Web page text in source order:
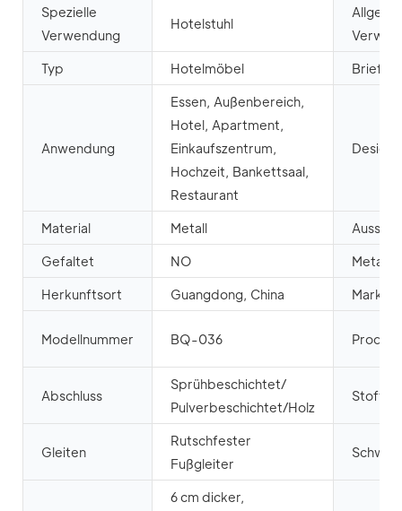
Spezielle
Verwendung
Hotelstuhl
Typ Hotelmöbel
Anwendung
Essen, Außenbereich,
Hotel, Apartment,
Einkaufszentrum,
Hochzeit, Bankettsaal,
Restaurant
Material Metall
Gefaltet NO
Herkunftsort Guangdong, China
Modellnummer BQ-036
Abschluss
Sprühbeschichtet/
Pulverbeschichtet/Holz
Stoff
Gleiten
Rutschfester
Fußgleiter
6 cm dicker,